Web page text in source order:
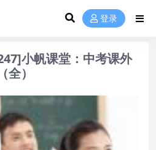
登录
小帆课堂：中考课外
）